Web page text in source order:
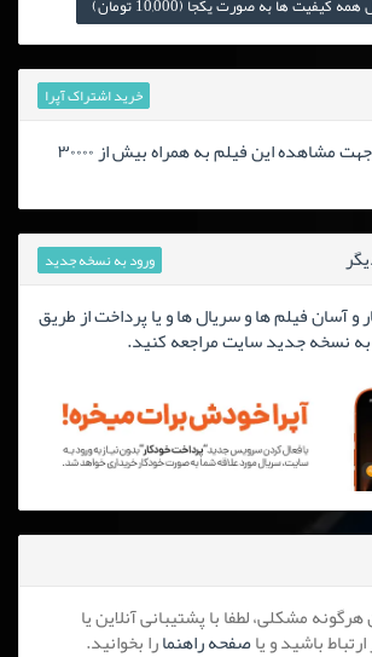
کیفیت ها به صورت یکجا (10,000 تومان)
خرید اشتراک آپرا
خرید اشتراک ارزان جهت مشاهده این فیلم به همراه بیش از ۳۰۰۰۰
ورود به نسخه جدید
آسان فیلم ها و سریال ها و یا پرداخت از طریق
به نسخه جدید سایت مراجعه کنید.
باشید و یاصفحه راهنمارا بخوانید.